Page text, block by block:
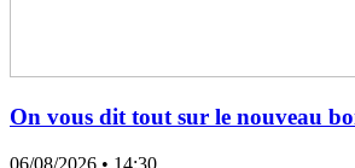
On vous dit tout sur le nouveau
06/08/2026 • 14:30